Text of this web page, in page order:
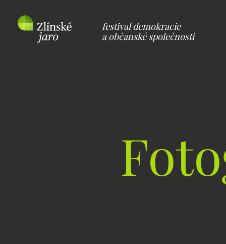
festival demokracie
a občanské společnosti